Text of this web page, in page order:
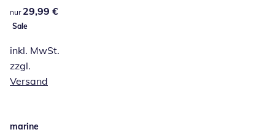
29,99 €
nur 29,99 €
Sale
inkl. MwSt.
zzgl.
Versand
marine